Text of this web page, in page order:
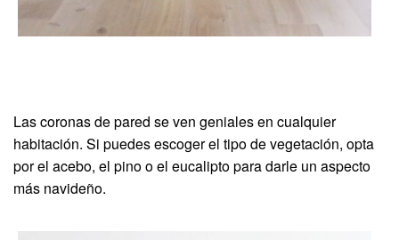
Las coronas de pared se ven geniales en cualquier
habitación. Si puedes escoger el tipo de vegetación, opta
por el acebo, el pino o el eucalipto para darle un aspecto
más navideño.